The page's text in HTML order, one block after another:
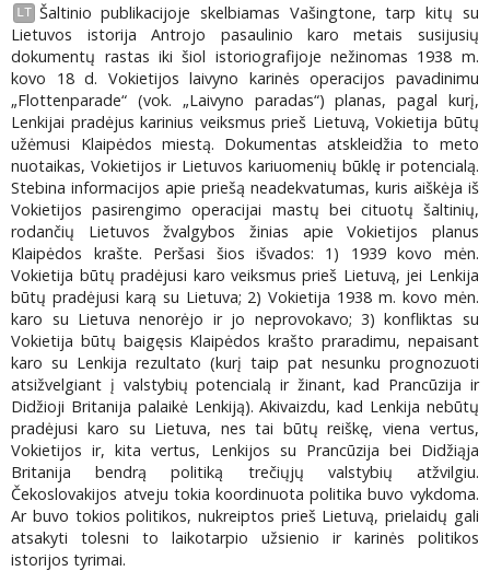
LT Šaltinio publikacijoje skelbiamas Vašingtone, tarp kitų su
Lietuvos istorija Antrojo pasaulinio karo metais susijusių
dokumentų rastas iki šiol istoriografijoje nežinomas 1938 m.
kovo 18 d. Vokietijos laivyno karinės operacijos pavadinimu
„Flottenparade“ (vok. „Laivyno paradas“) planas, pagal kurį,
Lenkijai pradėjus karinius veiksmus prieš Lietuvą, Vokietija būtų
užėmusi Klaipėdos miestą. Dokumentas atskleidžia to meto
nuotaikas, Vokietijos ir Lietuvos kariuomenių būklę ir potencialą.
Stebina informacijos apie priešą neadekvatumas, kuris aiškėja iš
Vokietijos pasirengimo operacijai mastų bei cituotų šaltinių,
rodančių Lietuvos žvalgybos žinias apie Vokietijos planus
Klaipėdos krašte. Peršasi šios išvados: 1) 1939 kovo mėn.
Vokietija būtų pradėjusi karo veiksmus prieš Lietuvą, jei Lenkija
būtų pradėjusi karą su Lietuva; 2) Vokietija 1938 m. kovo mėn.
karo su Lietuva nenorėjo ir jo neprovokavo; 3) konfliktas su
Vokietija būtų baigęsis Klaipėdos krašto praradimu, nepaisant
karo su Lenkija rezultato (kurį taip pat nesunku prognozuoti
atsižvelgiant į valstybių potencialą ir žinant, kad Prancūzija ir
Didžioji Britanija palaikė Lenkiją). Akivaizdu, kad Lenkija nebūtų
pradėjusi karo su Lietuva, nes tai būtų reiškę, viena vertus,
Vokietijos ir, kita vertus, Lenkijos su Prancūzija bei Didžiąja
Britanija bendrą politiką trečiųjų valstybių atžvilgiu.
Čekoslovakijos atveju tokia koordinuota politika buvo vykdoma.
Ar buvo tokios politikos, nukreiptos prieš Lietuvą, prielaidų gali
atsakyti tolesni to laikotarpio užsienio ir karinės politikos
istorijos tyrimai.